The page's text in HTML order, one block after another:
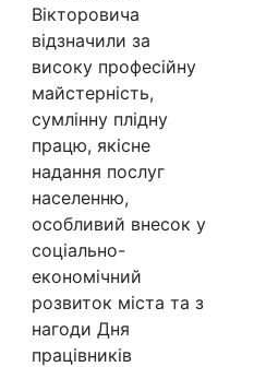
Вікторовича
відзначили за
високу професійну
майстерність,
сумлінну плідну
працю, якісне
надання послуг
населенню,
особливий внесок у
соціально-
економічний
розвиток міста та з
нагоди Дня
працівників